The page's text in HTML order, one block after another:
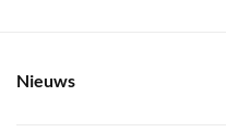
Nieuws